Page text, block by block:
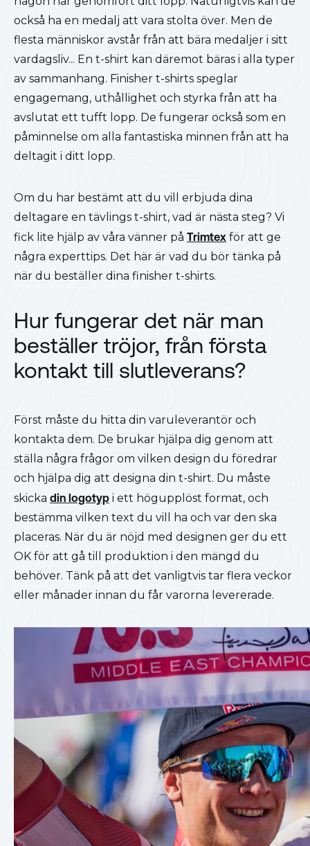
också ha en medalj att vara stolta över. Men de
flesta människor avstår från att bära medaljer i sitt
vardagsliv... En t-shirt kan däremot bäras i alla typer
av sammanhang. Finisher t-shirts speglar
engagemang, uthållighet och styrka från att ha
avslutat ett tufft lopp. De fungerar också som en
påminnelse om alla fantastiska minnen från att ha
deltagit i ditt lopp.
Om du har bestämt att du vill erbjuda dina
deltagare en tävlings t-shirt, vad är nästa steg? Vi
fick lite hjälp av våra vänner på Trimtex för att ge
några experttips. Det här är vad du bör tänka på
när du beställer dina finisher t-shirts.
Hur fungerar det när man
beställer tröjor, från första
kontakt till slutleverans?
Först måste du hitta din varuleverantör och
kontakta dem. De brukar hjälpa dig genom att
ställa några frågor om vilken design du föredrar
och hjälpa dig att designa din t-shirt. Du måste
skicka din logotyp i ett högupplöst format, och
bestämma vilken text du vill ha och var den ska
placeras. När du är nöjd med designen ger du ett
OK för att gå till produktion i den mängd du
behöver. Tänk på att det vanligtvis tar flera veckor
eller månader innan du får varorna levererade.